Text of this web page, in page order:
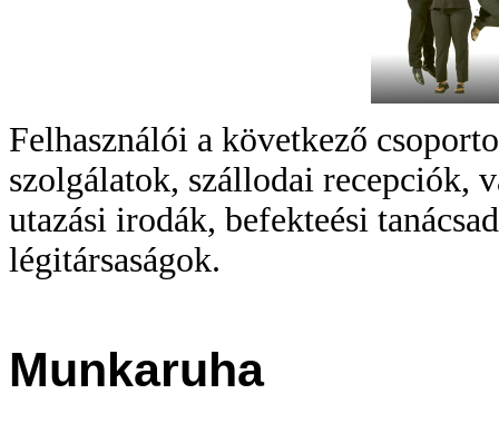
Felhasználói a következő
szolgálatok, szállodai recepciók,
utazási irodák, befekteési
légitársaságok.
Munkaruha